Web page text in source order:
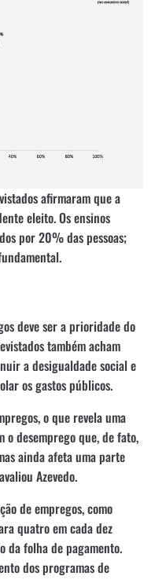
afirmaram que a
eleito. Os ensinos
por 20% das pessoas;
deve ser a prioridade do
também acham
a desigualdade social e
os gastos públicos.
o que revela uma
o desemprego que, de fato,
ainda afeta uma parte
Azevedo.
de empregos, como
quatro em cada dez
da folha de pagamento.
dos programas de